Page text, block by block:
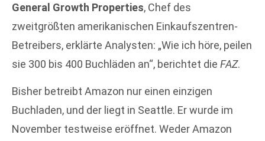
General Growth Properties, Chef des
zweitgrößten amerikanischen Einkaufszentren-
Betreibers, erklärte Analysten: „Wie ich höre, peilen
sie 300 bis 400 Buchläden an“, berichtet die FAZ.
Bisher betreibt Amazon nur einen einzigen
Buchladen, und der liegt in Seattle. Er wurde im
November testweise eröffnet. Weder Amazon